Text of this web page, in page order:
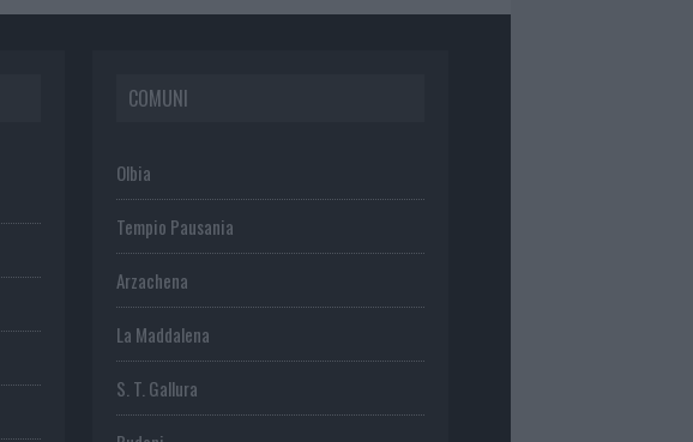
COMUNI
Olbia
Tempio Pausania
Arzachena
La Maddalena
S. T. Gallura